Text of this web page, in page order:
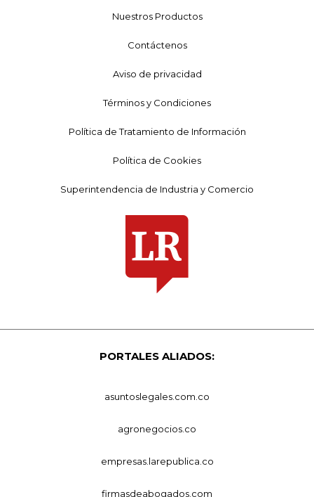
Nuestros Productos
Contáctenos
Aviso de privacidad
Términos y Condiciones
Política de Tratamiento de Información
Política de Cookies
Superintendencia de Industria y Comercio
PORTALES ALIADOS:
asuntoslegales.com.co
agronegocios.co
empresas.larepublica.co
firmasdeabogados.com